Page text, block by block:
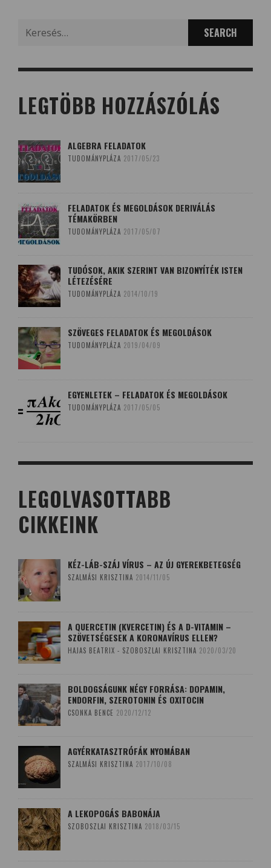
LEGTÖBB HOZZÁSZÓLÁS
ALGEBRA FELADATOK
TUDOMÁNYPLÁZA 2017/05/23
FELADATOK ÉS MEGOLDÁSOK DERIVÁLÁS
TÉMAKÖRBEN
TUDOMÁNYPLÁZA 2017/05/07
TUDÓSOK, AKIK SZERINT VAN BIZONYÍTÉK ISTEN
LÉTEZÉSÉRE
TUDOMÁNYPLÁZA 2014/10/19
SZÖVEGES FELADATOK ÉS MEGOLDÁSOK
TUDOMÁNYPLÁZA 2019/04/09
EGYENLETEK – FELADATOK ÉS MEGOLDÁSOK
TUDOMÁNYPLÁZA 2017/05/05
LEGOLVASOTTABB
CIKKEINK
KÉZ-LÁB-SZÁJ VÍRUS – AZ ÚJ GYEREKBETEGSÉG
SZALMÁSI KRISZTINA 2014/11/05
A QUERCETIN (KVERCETIN) ÉS A D-VITAMIN –
SZÖVETSÉGESEK A KORONAVÍRUS ELLEN?
HAJAS BEATRIX - SZOBOSZLAI KRISZTINA 2020/03/20
BOLDOGSÁGUNK NÉGY FORRÁSA: DOPAMIN,
ENDORFIN, SZEROTONIN ÉS OXITOCIN
CSONKA BENCE 2020/12/12
AGYÉRKATASZTRÓFÁK NYOMÁBAN
SZALMÁSI KRISZTINA 2017/10/08
A LEKOPOGÁS BABONÁJA
SZOBOSZLAI KRISZTINA 2018/03/15